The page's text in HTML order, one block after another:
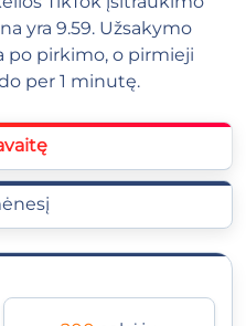
yra 9.59. Užsakymo
po pirkimo, o pirmieji
per 1 minutę.